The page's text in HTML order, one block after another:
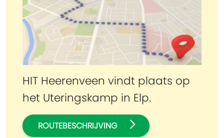
HIT Heerenveen vindt plaats op
het Uteringskamp in Elp.
ROUTEBESCHRIJVING